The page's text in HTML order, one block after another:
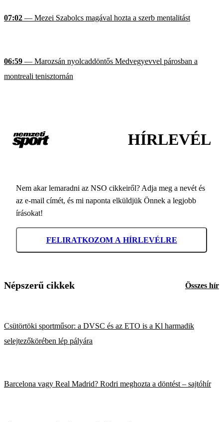
07:02 — Mezei Szabolcs magával hozta a szerb mentalitást
06:59 — Marozsán nyolcaddöntős Medvegyevvel párosban a
montreali tenisztornán
HÍRLEVÉL
Nem akar lemaradni az NSO cikkeiről? Adja meg a nevét és
az e-mail címét, és mi naponta elküldjük Önnek a legjobb
írásokat!
FELIRATKOZOM A HÍRLEVÉLRE
Népszerű cikkek Összes hír
Csütörtöki sportműsor: a DVSC és az ETO is a Kl harmadik
selejtezőkörében lép pályára
Barcelona vagy Real Madrid? Rodri meghozta a döntést – sajtóhír